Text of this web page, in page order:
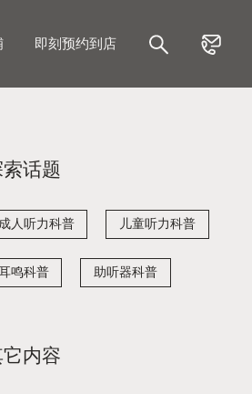
即刻预约到店
话题
人听力科普 儿童听力科普
鸣科普 助听器科普
内容